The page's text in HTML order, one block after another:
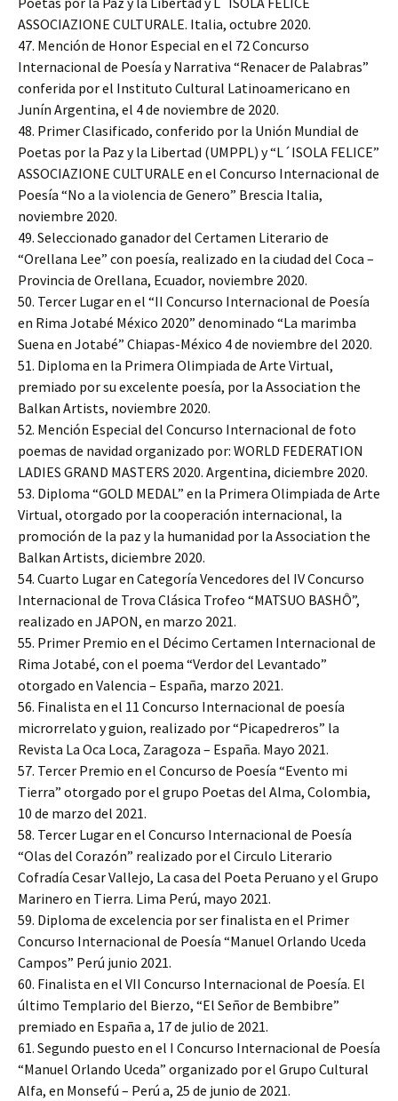
ASSOCIAZIONE CULTURALE. Italia, octubre 2020.
47. Mención de Honor Especial en el 72 Concurso
Internacional de Poesía y Narrativa “Renacer de Palabras”
conferida por el Instituto Cultural Latinoamericano en
Junín Argentina, el 4 de noviembre de 2020.
48. Primer Clasificado, conferido por la Unión Mundial de
Poetas por la Paz y la Libertad (UMPPL) y “L´ISOLA FELICE”
ASSOCIAZIONE CULTURALE en el Concurso Internacional de
Poesía “No a la violencia de Genero” Brescia Italia,
noviembre 2020.
49. Seleccionado ganador del Certamen Literario de
“Orellana Lee” con poesía, realizado en la ciudad del Coca –
Provincia de Orellana, Ecuador, noviembre 2020.
50. Tercer Lugar en el “II Concurso Internacional de Poesía
en Rima Jotabé México 2020” denominado “La marimba
Suena en Jotabé” Chiapas-México 4 de noviembre del 2020.
51. Diploma en la Primera Olimpiada de Arte Virtual,
premiado por su excelente poesía, por la Association the
Balkan Artists, noviembre 2020.
52. Mención Especial del Concurso Internacional de foto
poemas de navidad organizado por: WORLD FEDERATION
LADIES GRAND MASTERS 2020. Argentina, diciembre 2020.
53. Diploma “GOLD MEDAL” en la Primera Olimpiada de Arte
Virtual, otorgado por la cooperación internacional, la
promoción de la paz y la humanidad por la Association the
Balkan Artists, diciembre 2020.
54. Cuarto Lugar en Categoría Vencedores del IV Concurso
Internacional de Trova Clásica Trofeo “MATSUO BASHÔ”,
realizado en JAPON, en marzo 2021.
55. Primer Premio en el Décimo Certamen Internacional de
Rima Jotabé, con el poema “Verdor del Levantado”
otorgado en Valencia – España, marzo 2021.
56. Finalista en el 11 Concurso Internacional de poesía
microrrelato y guion, realizado por “Picapedreros” la
Revista La Oca Loca, Zaragoza – España. Mayo 2021.
57. Tercer Premio en el Concurso de Poesía “Evento mi
Tierra” otorgado por el grupo Poetas del Alma, Colombia,
10 de marzo del 2021.
58. Tercer Lugar en el Concurso Internacional de Poesía
“Olas del Corazón” realizado por el Circulo Literario
Cofradía Cesar Vallejo, La casa del Poeta Peruano y el Grupo
Marinero en Tierra. Lima Perú, mayo 2021.
59. Diploma de excelencia por ser finalista en el Primer
Concurso Internacional de Poesía “Manuel Orlando Uceda
Campos” Perú junio 2021.
60. Finalista en el VII Concurso Internacional de Poesía. El
último Templario del Bierzo, “El Señor de Bembibre”
premiado en España a, 17 de julio de 2021.
61. Segundo puesto en el I Concurso Internacional de Poesía
“Manuel Orlando Uceda” organizado por el Grupo Cultural
Alfa, en Monsefú – Perú a, 25 de junio de 2021.